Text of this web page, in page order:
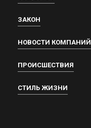
ЗАКОН
НОВОСТИ КОМПАНИЙ
ПРОИСШЕСТВИЯ
СТИЛЬ ЖИЗНИ